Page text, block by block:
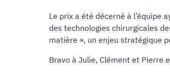
Le prix a été décerné à l’équipe
des technologies chirurgicales
matière », un enjeu stratégique
Bravo à Julie, Clément et Pierre